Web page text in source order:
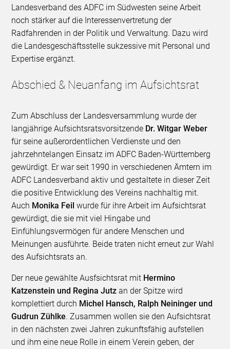
Landesverband des ADFC im Südwesten seine Arbeit
noch stärker auf die Interessenvertretung der
Radfahrenden in der Politik und Verwaltung. Dazu wird
die Landesgeschäftsstelle sukzessive mit Personal und
Expertise ergänzt.
Abschied & Neuanfang im Aufsichtsrat
Zum Abschluss der Landesversammlung wurde der
langjährige Aufsichtsratsvorsitzende Dr. Witgar Weber
für seine außerordentlichen Verdienste und den
jahrzehntelangen Einsatz im ADFC Baden-Württemberg
gewürdigt. Er war seit 1990 in verschiedenen Ämtern im
ADFC Landesverband aktiv und gestaltete in dieser Zeit
die positive Entwicklung des Vereins nachhaltig mit.
Auch Monika Feil wurde für ihre Arbeit im Aufsichtsrat
gewürdigt, die sie mit viel Hingabe und
Einfühlungsvermögen für andere Menschen und
Meinungen ausführte. Beide traten nicht erneut zur Wahl
des Aufsichtsrats an.
Der neue gewählte Ausfsichtsrat mit Hermino
Katzenstein und Regina Jutzan der Spitze wird
komplettiert durch Michel Hansch, Ralph Neininger und
Gudrun Zühlke. Zusammen wollen sie den Aufsichtsrat
in den nächsten zwei Jahren zukunftsfähig aufstellen
und ihm eine neue Rolle in einem Verein geben, der